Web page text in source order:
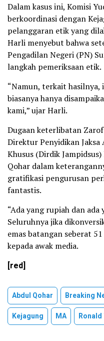
Dalam kasus ini, Komisi
berkoordinasi dengan
pelanggaran etik yang
Harli menyebut bahwa
Pengadilan Negeri (PN)
langkah pemeriksaan etik.
“Namun, terkait hasilnya,
biasanya hanya
kami,” ujar Harli.
Dugaan keterlibatan
Direktur Penyidikan
Khusus (Dirdik
Qohar dalam
gratifikasi pengurusan
fantastis.
“Ada yang rupiah dan ada
Seluruhnya jika
emas batangan seberat
kepada awak media.
[red]
Abdul Qohar Breaking
Kejagung
MA Ronald